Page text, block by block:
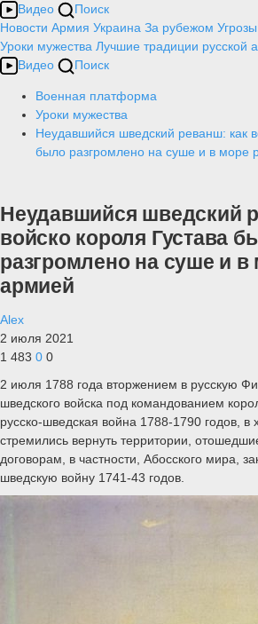
Видео
Поиск
Новости Армия Украина За рубежом Угрозы
Уроки мужества Лучшие традиции русской
Видео
Поиск
Военная платформа
Уроки мужества
Неудавшийся шведский реванш: как
было разгромлено на суше и в море
Неудавшийся шведский
войско короля Густава
разгромлено на суше и в
армией
Alex
2 июля 2021
1 483 0 0
2 июля 1788 года вторжением в русскую
шведского войска под командованием
русско-шведская война 1788-1790 годов, в
стремились вернуть территории,
договорам, в частности, Абосского мира,
шведскую войну 1741-43 годов.